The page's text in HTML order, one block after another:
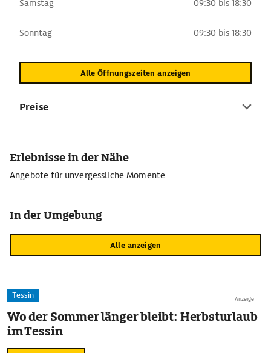
Samstag 09:30 bis 18:30
Sonntag 09:30 bis 18:30
Alle Öffnungszeiten anzeigen
Preise
Erlebnisse in der Nähe
Angebote für unvergessliche Momente
In der Umgebung
Alle anzeigen
Anzeige
Tessin
Wo der Sommer länger bleibt: Herbsturlaub
im Tessin